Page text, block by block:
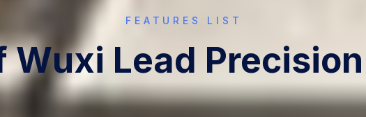
FEATURES LIST
Wuxi Lead